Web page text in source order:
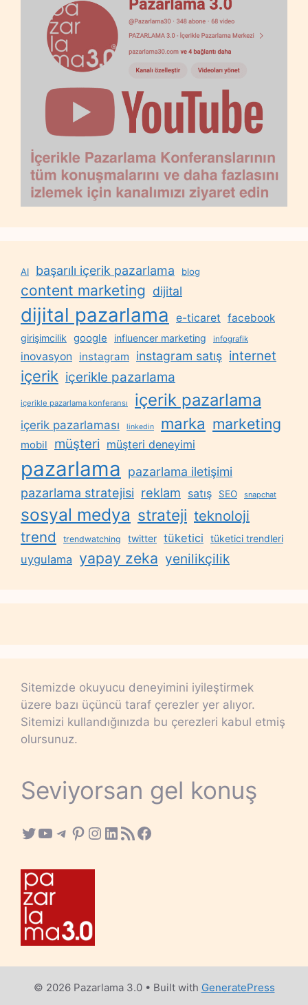
AI başarılı içerik pazarlama blog
content marketing dijital
dijital pazarlama e-ticaret facebook
girişimcilik google influencer marketing infografik
inovasyon instagram instagram satış internet
içerik içerikle pazarlama
içerikle pazarlama konferansı içerik pazarlama
içerik pazarlaması linkedin marka marketing
mobil müşteri müşteri deneyimi
pazarlama
pazarlama iletişimi
pazarlama stratejisi reklam satış SEO snapchat
sosyal medya strateji teknoloji
trend trendwatching twitter tüketici tüketici trendleri
uygulama yapay zeka yenilikçilik
Sitemizde okuyucu deneyimini iyileştirmek
üzere bazı üçüncü taraf çerezler yer alıyor.
Sitemizi kullandığınızda bu çerezleri kabul etmiş
olursunuz.
Seviyorsan gel konuş
Twitter
YouTube
Telegram
Pinterest
Instagram
LinkedIn
RSS FeedFacebook
© 2026 Pazarlama 3.0• Built with GeneratePress